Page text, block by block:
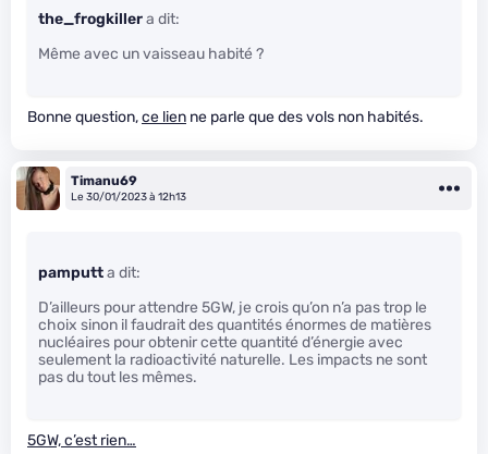
the_frogkillera dit:
Même avec un vaisseau habité ?
Bonne question,ce lien ne parle que des vols non habités.
Timanu69
Le 30/01/2023 à 12h13
pamputta dit:
D’ailleurs pour attendre 5GW, je crois qu’on n’a pas trop le
choix sinon il faudrait des quantités énormes de matières
nucléaires pour obtenir cette quantité d’énergie avec
seulement la radioactivité naturelle. Les impacts ne sont
pas du tout les mêmes.
5GW, c’est rien…